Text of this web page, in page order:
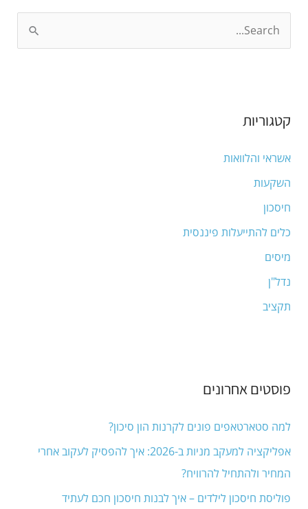
c
f
o
r
:
קטגוריות
אשראי והלוואות
השקעות
חיסכון
כלים להתייעלות פיננסית
מיסים
נדל"ן
תקציב
פוסטים אחרונים
למה סטארטאפים פונים לקרנות הון סיכון?
אפליקציה למעקב מניות ב-2026: איך להפסיק לעקוב אחרי
המחיר ולהתחיל להרוויח?
פוליסת חיסכון לילדים – איך לבנות חיסכון חכם לעתיד